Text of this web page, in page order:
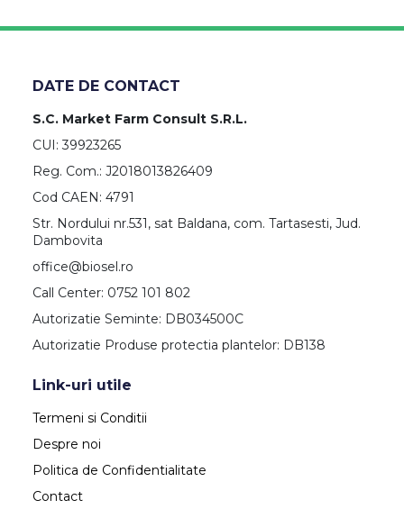
DATE DE CONTACT
S.C. Market Farm Consult S.R.L.
CUI: 39923265
Reg. Com.: J2018013826409
Cod CAEN: 4791
Str. Nordului nr.531, sat Baldana, com. Tartasesti, Jud.
Dambovita
office@biosel.ro
Call Center: 0752 101 802
Autorizatie Seminte: DB034500C
Autorizatie Produse protectia plantelor: DB138
Link-uri utile
Termeni si Conditii
Despre noi
Politica de Confidentialitate
Contact